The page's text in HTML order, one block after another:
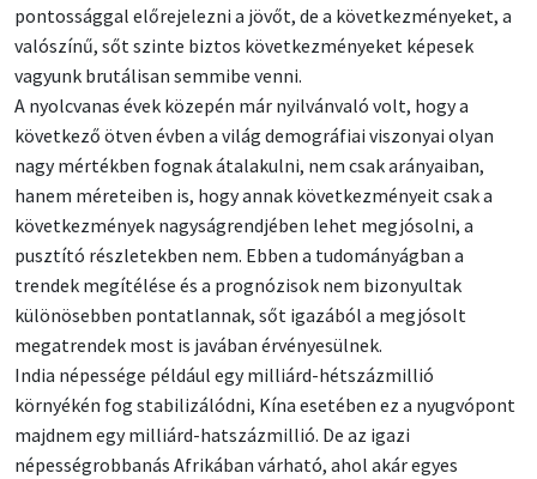
pontossággal előrejelezni a jövőt, de a következményeket, a
valószínű, sőt szinte biztos következményeket képesek
vagyunk brutálisan semmibe venni.
A nyolcvanas évek közepén már nyilvánvaló volt, hogy a
következő ötven évben a világ demográfiai viszonyai olyan
nagy mértékben fognak átalakulni, nem csak arányaiban,
hanem méreteiben is, hogy annak következményeit csak a
következmények nagyságrendjében lehet megjósolni, a
pusztító részletekben nem. Ebben a tudományágban a
trendek megítélése és a prognózisok nem bizonyultak
különösebben pontatlannak, sőt igazából a megjósolt
megatrendek most is javában érvényesülnek.
India népessége például egy milliárd-hétszázmillió
környékén fog stabilizálódni, Kína esetében ez a nyugvópont
majdnem egy milliárd-hatszázmillió. De az igazi
népességrobbanás Afrikában várható, ahol akár egyes